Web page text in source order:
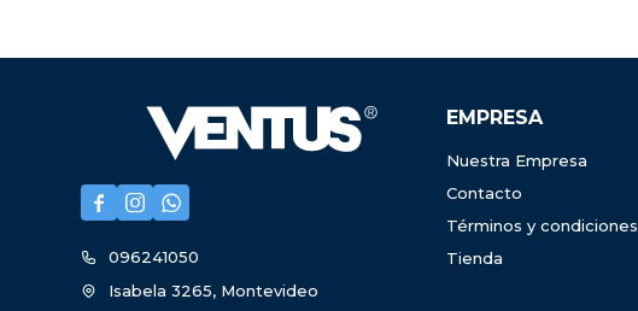
  
096241050
Isabela 3265, Montevideo
EMPRESA
Nuestra Empresa
Contacto
Términos y condiciones
Tienda